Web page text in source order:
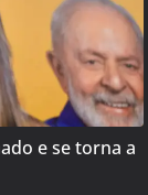
e se torna a